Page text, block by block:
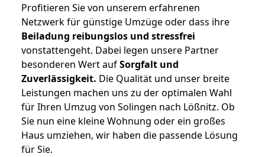
Profitieren Sie von unserem erfahrenen
Netzwerk für günstige Umzüge oder dass ihre
Beiladung reibungslos und stressfrei
vonstattengeht. Dabei legen unsere Partner
besonderen Wert aufSorgfalt und
Zuverlässigkeit. Die Qualität und unser breite
Leistungen machen uns zu der optimalen Wahl
für Ihren Umzug von Solingen nach Lößnitz. Ob
Sie nun eine kleine Wohnung oder ein großes
Haus umziehen, wir haben die passende Lösung
für Sie.